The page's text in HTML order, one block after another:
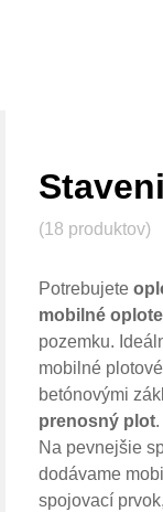
(18 produktov)
Potrebujete
mobilné
pozemku.
mobilné
betónovými
prenosný plot.
Na pevnejšie
dodávame
spojovací